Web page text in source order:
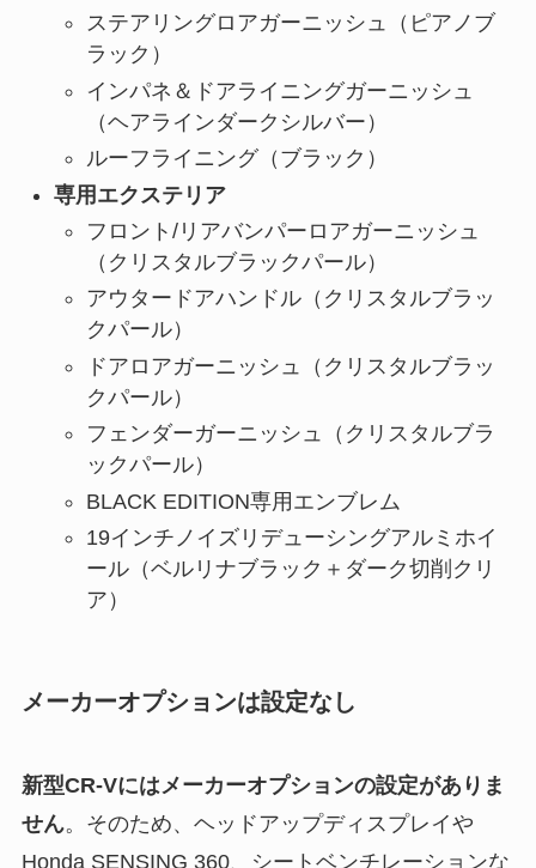
ステアリングロアガーニッシュ（ピアノブ
ラック）
インパネ＆ドアライニングガーニッシュ
（ヘアラインダークシルバー）
ルーフライニング（ブラック）
専用エクステリア
フロント/リアバンパーロアガーニッシュ
（クリスタルブラックパール）
アウタードアハンドル（クリスタルブラッ
クパール）
ドアロアガーニッシュ（クリスタルブラッ
クパール）
フェンダーガーニッシュ（クリスタルブラ
ックパール）
BLACK EDITION専用エンブレム
19インチノイズリデューシングアルミホイ
ール（ベルリナブラック＋ダーク切削クリ
ア）
メーカーオプションは設定なし
新型CR-Vにはメーカーオプションの設定がありま
せん。そのため、ヘッドアップディスプレイや
Honda SENSING 360、シートベンチレーションな